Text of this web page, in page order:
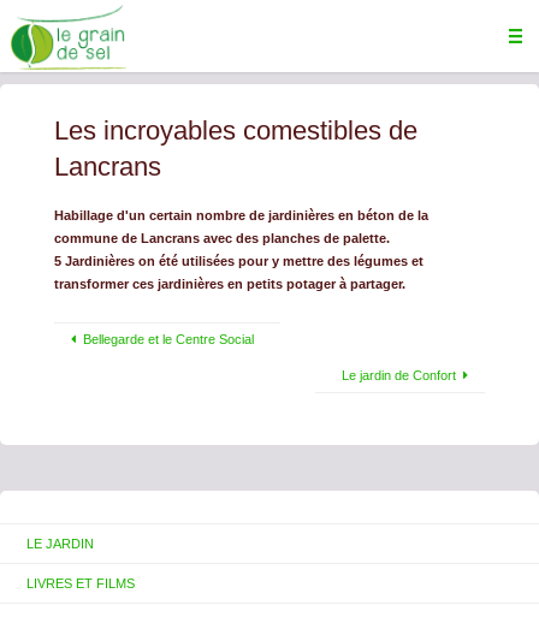
Les incroyables comestibles de
Lancrans
Habillage d'un certain nombre de jardinières en béton de la
commune de Lancrans avec des planches de palette.
5 Jardinières on été utilisées pour y mettre des légumes et
transformer ces jardinières en petits potager à partager.
Bellegarde et le Centre Social
Le jardin de Confort
LE JARDIN
LIVRES ET FILMS